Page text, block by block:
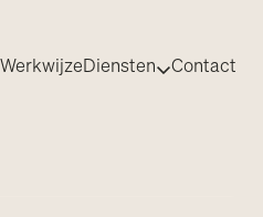
WerkwijzeDiensten Contact